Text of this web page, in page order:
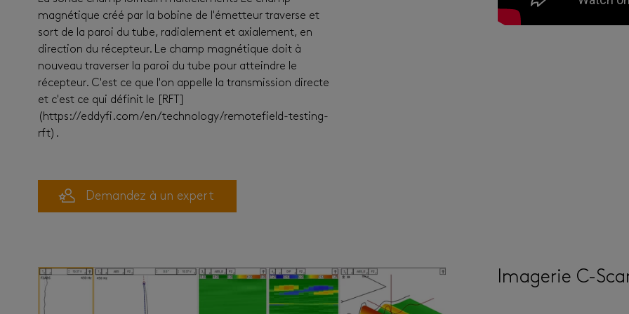
magnétique créé par la bobine de l'émetteur traverse et
sort de la paroi du tube, radialement et axialement, en
direction du récepteur. Le champ magnétique doit à
nouveau traverser la paroi du tube pour atteindre le
récepteur. C'est ce que l'on appelle la transmission directe
et c'est ce qui définit le [RFT]
(https://eddyfi.com/en/technology/remotefield-testing-
rft).
Demandez à un expert
Imagerie C-